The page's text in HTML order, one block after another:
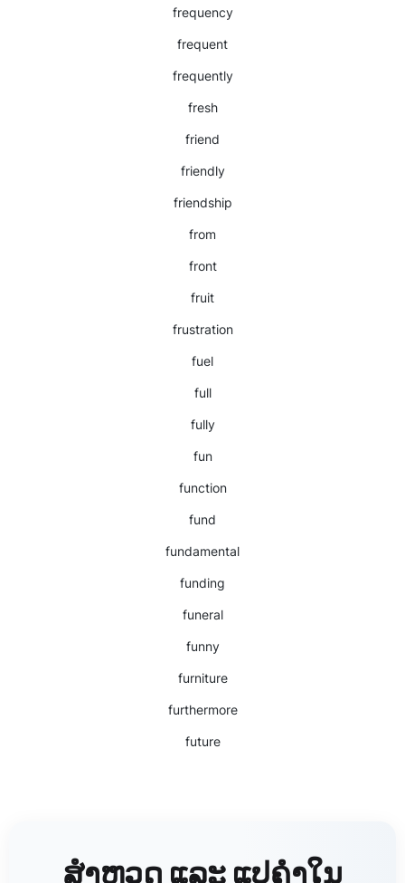
frequency
frequent
frequently
fresh
friend
friendly
friendship
from
front
fruit
frustration
fuel
full
fully
fun
function
fund
fundamental
funding
funeral
funny
furniture
furthermore
future
ສຳຫຼວດ ແລະ ແປຄຳໃນ